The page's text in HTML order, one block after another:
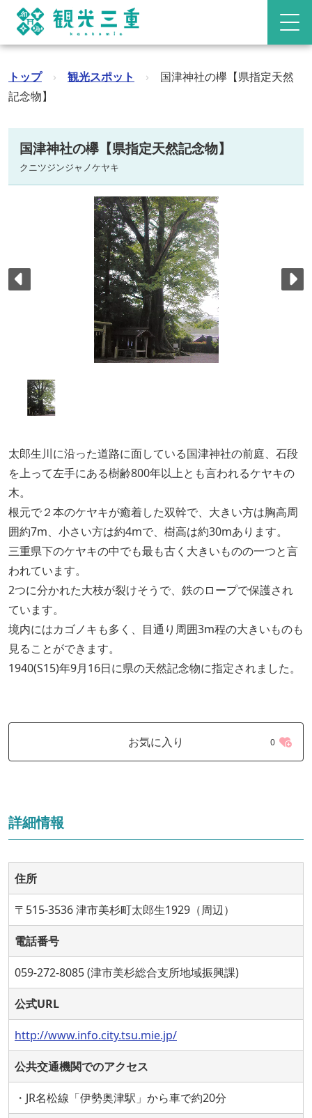
トップ › 観光スポット ›
国津神社の欅【県指定天然
記念物】
国津神社の欅【県指定天然記念物】
クニツジンジャノケヤキ
太郎生川に沿った道路に面している国津神社の前庭、石段
を上って左手にある樹齢800年以上とも言われるケヤキの
木。
根元で２本のケヤキが癒着した双幹で、大きい方は胸高周
囲約7m、小さい方は約4mで、樹高は約30mあります。
三重県下のケヤキの中でも最も古く大きいものの一つと言
われています。
2つに分かれた大枝が裂けそうで、鉄のロープで保護され
ています。
境内にはカゴノキも多く、目通り周囲3m程の大きいものも
見ることができます。
1940(S15)年9月16日に県の天然記念物に指定されました。
お気に入り 0
詳細情報
住所
〒515-3536 津市美杉町太郎生1929（周辺）
電話番号
059-272-8085 (津市美杉総合支所地域振興課)
公式URL
http://www.info.city.tsu.mie.jp/
公共交通機関でのアクセス
・JR名松線「伊勢奥津駅」から車で約20分